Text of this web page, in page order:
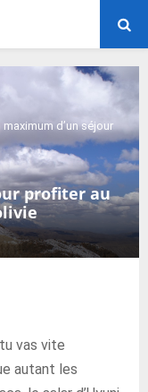
d’un séjour
profiter au
vas vite
autant les